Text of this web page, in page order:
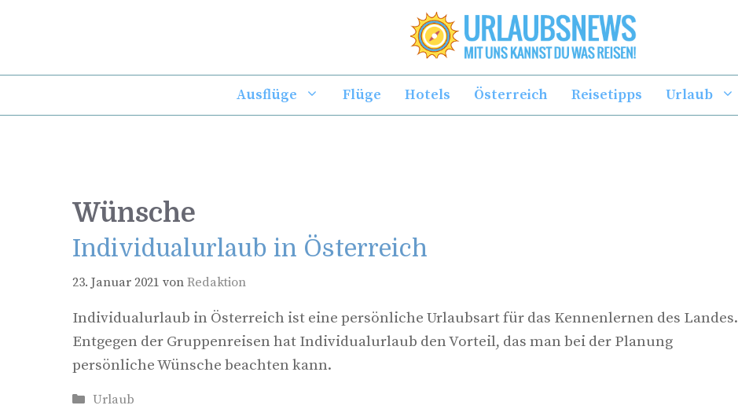
Ausflüge Flüge Hotels Österreich Reisetipps Urlaub
Wünsche
Individualurlaub in Österreich
23. Januar 2021 von Redaktion
Individualurlaub in Österreich ist eine persönliche Urlaubsart für das Kennenlernen des Landes.
Entgegen der Gruppenreisen hat Individualurlaub den Vorteil, das man bei der Planung
persönliche Wünsche beachten kann.
Kategorien
Urlaub